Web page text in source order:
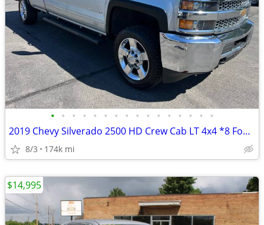
• • • • • • • • • • • • • • • •
2019 Chevy Silverado 2500 HD Crew Cab LT 4x4 *8 Foot Box*
8/3 174k mi
$14,995